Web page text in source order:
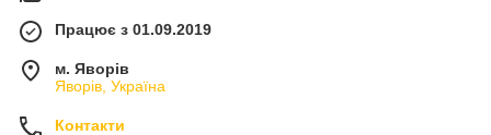
Працює з 01.09.2019
м. Яворів
Яворів, Україна
Контакти